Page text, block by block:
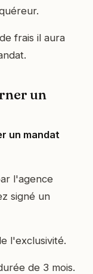
frais il aura
un
un mandat
l'agence
signé un
l'exclusivité.
de 3 mois.